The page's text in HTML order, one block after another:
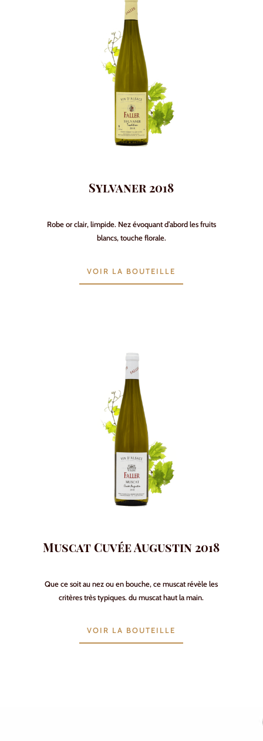
Sylvaner 2018
Robe or clair, limpide. Nez évoquant d’abord les fruits
blancs, touche florale.
VOIR LA BOUTEILLE
Muscat Cuvée Augustin 2018
Que ce soit au nez ou en bouche, ce muscat révèle les
critères très typiques. du muscat haut la main.
VOIR LA BOUTEILLE